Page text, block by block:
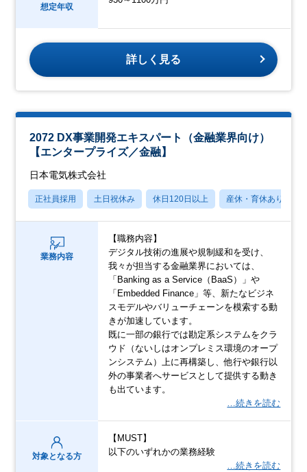
想定年収
詳しく見る
2072 DX事業開発エキスパート（金融業界向け）
【エンタープライズ／金融】
日本電気株式会社
正社員採用 土日祝休み 休日120日以上 産休・育休あり
業務内容
【職務内容】
デジタル技術の進展や規制緩和を受け、
我々が担当する金融業界においては、
「Banking as a Service（BaaS）」や
「Embedded Finance」等、新たなビジネ
スモデルやバリューチェーンを模索する動
きが加速しています。
既に一部の銀行では勘定系システムをクラ
ウド（ないしはオンプレミス環境のオープ
ンシステム）上に再構築し、他行や銀行以
外の事業者へサービスとして提供する動き
も出ています。
…続きを読む
対象となる方
【MUST】
以下のいずれかの業務経験
…続きを読む